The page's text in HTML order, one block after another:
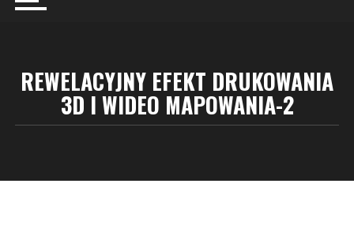
REWELACYJNY EFEKT DRUKOWANIA
3D I WIDEO MAPOWANIA-2